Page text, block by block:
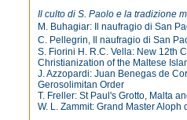
Il culto di S. Paolo e la tradizione
M. Buhagiar: Il naufragio di San
C. Pellegrin, Il naufragio di San
S. Fiorini H. R.C. Vella: New 12th
Christianization of the Maltese
J. Azzopardi: Juan Benegas de
Gerosolimitan Order
T. Freller: St Paul's Grotto, Malta
W. L. Zammit: Grand Master Aloph